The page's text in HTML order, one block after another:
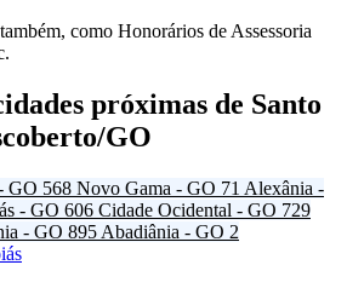
como Honorários de Assessoria
próximas de Santo
GO
GO 568 Novo Gama - GO 71 Alexânia -
- GO 606 Cidade Ocidental - GO 729
- GO 895 Abadiânia - GO 2